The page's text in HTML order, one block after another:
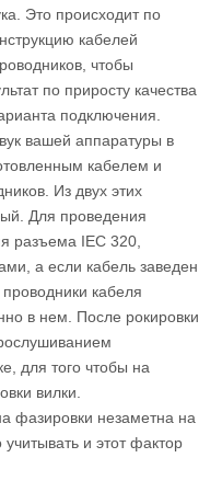
Это происходит по
кабелей
чтобы
по приросту качества
подключения.
вашей аппаратуры в
кабелем и
Из двух этих
Для проведения
разъема IEC 320,
а если кабель заведен
кабеля
в нем. После рокировки
для того чтобы на
вилки.
фазировки незаметна на
и этот фактор